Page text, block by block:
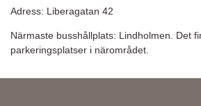
Adress: Liberagatan 42
Närmaste busshållplats: Lindholmen. Det
parkeringsplatser i närområdet.